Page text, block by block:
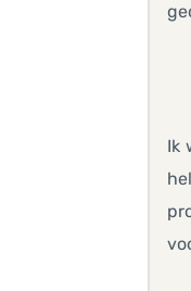
Ik